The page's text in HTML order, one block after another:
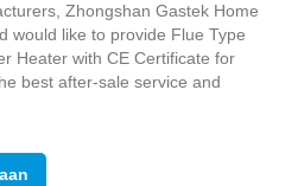
Zhongshan Gastek Home
would like to provide Flue Type
Heater with CE Certificate for
best after-sale service and